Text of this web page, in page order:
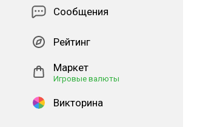
Сообщения
Рейтинг
Маркет
Игровые валюты
Викторина